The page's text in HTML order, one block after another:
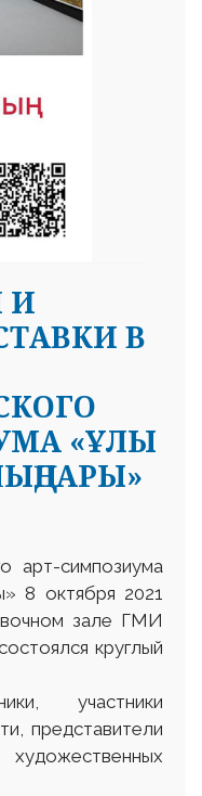
И
В
«ҰЛЫ
арт-симпозиума
8 октября 2021
зале ГМИ
круглый
участники
представители